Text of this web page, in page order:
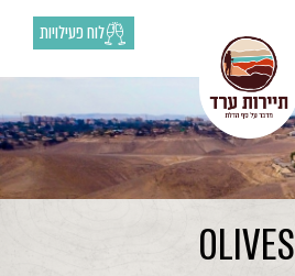
לוח פעילויות
OLIVES